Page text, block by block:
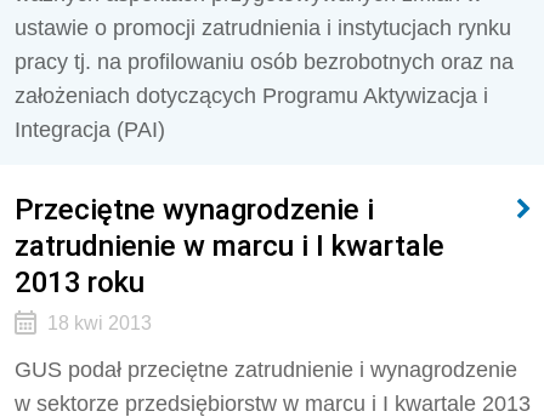
ustawie o promocji zatrudnienia i instytucjach rynku
pracy tj. na profilowaniu osób bezrobotnych oraz na
założeniach dotyczących Programu Aktywizacja i
Integracja (PAI)
Przeciętne wynagrodzenie i
zatrudnienie w marcu i I kwartale
2013 roku
18 kwi 2013
GUS podał przeciętne zatrudnienie i wynagrodzenie
w sektorze przedsiębiorstw w marcu i I kwartale 2013